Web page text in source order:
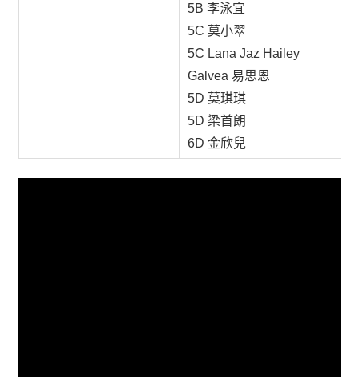
5B 李泳宜
5C 莫小翠
5C Lana Jaz Hailey
Galvea 易思恩
5D 莫琪琪
5D 梁首朗
6D 金欣兒